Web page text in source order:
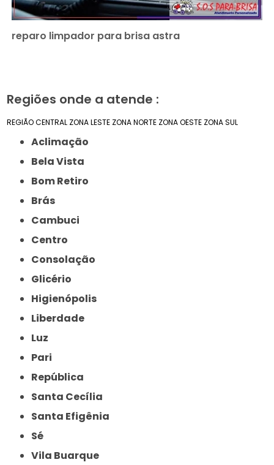
reparo limpador para brisa astra
Regiões onde a atende :
REGIÃO CENTRAL ZONA LESTE ZONA NORTE ZONA OESTE ZONA SUL
Aclimação
Bela Vista
Bom Retiro
Brás
Cambuci
Centro
Consolação
Glicério
Higienópolis
Liberdade
Luz
Pari
República
Santa Cecília
Santa Efigênia
Sé
Vila Buarque